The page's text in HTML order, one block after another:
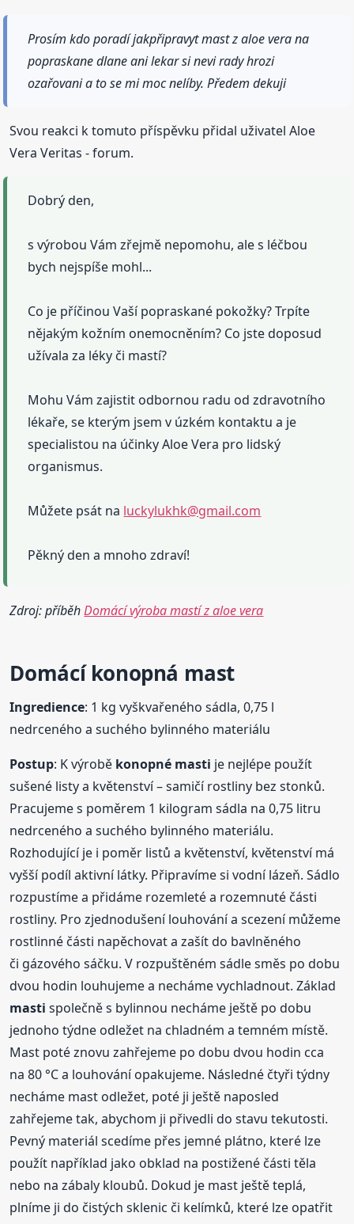
Prosím kdo poradí jakpřipravyt mast z aloe vera na
popraskane dlane ani lekar si nevi rady hrozi
ozařovani a to se mi moc nelíby. Předem dekuji
Svou reakci k tomuto příspěvku přidal uživatel Aloe
Vera Veritas - forum.
Dobrý den,
s výrobou Vám zřejmě nepomohu, ale s léčbou
bych nejspíše mohl...
Co je příčinou Vaší popraskané pokožky? Trpíte
nějakým kožním onemocněním? Co jste doposud
užívala za léky či mastí?
Mohu Vám zajistit odbornou radu od zdravotního
lékaře, se kterým jsem v úzkém kontaktu a je
specialistou na účinky Aloe Vera pro lidský
organismus.
Můžete psát na luckylukhk@gmail.com
Pěkný den a mnoho zdraví!
Zdroj: příběhDomácí výroba mastí z aloe vera
Domácíkonopná mast
Ingredience: 1 kg vyškvařeného sádla, 0,75 l
nedrceného a suchého bylinného materiálu
Postup: K výrobě konopné masti je nejlépe použít
sušené listy a květenství – samičí rostliny bez stonků.
Pracujeme s poměrem 1 kilogram sádla na 0,75 litru
nedrceného a suchého bylinného materiálu.
Rozhodující je i poměr listů a květenství, květenství má
vyšší podíl aktivní látky. Připravíme si vodní lázeň. Sádlo
rozpustíme a přidáme rozemleté a rozemnuté části
rostliny. Pro zjednodušení louhování a scezení můžeme
rostlinné části napěchovat a zašít do bavlněného
či gázového sáčku. V rozpuštěném sádle směs po dobu
dvou hodin louhujeme a necháme vychladnout. Základ
masti společně s bylinnou necháme ještě po dobu
jednoho týdne odležet na chladném a temném místě.
Mast poté znovu zahřejeme po dobu dvou hodin cca
na 80 °C a louhování opakujeme. Následné čtyři týdny
necháme mast odležet, poté ji ještě naposled
zahřejeme tak, abychom ji přivedli do stavu tekutosti.
Pevný materiál scedíme přes jemné plátno, které lze
použít například jako obklad na postižené části těla
nebo na zábaly kloubů. Dokud je mast ještě teplá,
plníme ji do čistých sklenic či kelímků, které lze opatřit